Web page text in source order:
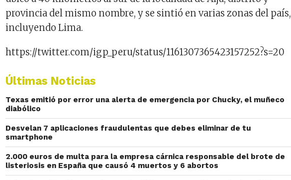
provincia del mismo nombre, y se sintió en varias zonas del país,
incluyendo Lima.
https://twitter.com/igp_peru/status/1161307365423157252?s=20
Últimas Noticias
Texas emitió por error una alerta de emergencia por Chucky, el muñeco
diabólico
Desvelan 7 aplicaciones fraudulentas que debes eliminar de tu
smartphone
2.000 euros de multa para la empresa cárnica responsable del brote de
listeriosis en España que causó 4 muertos y 6 abortos